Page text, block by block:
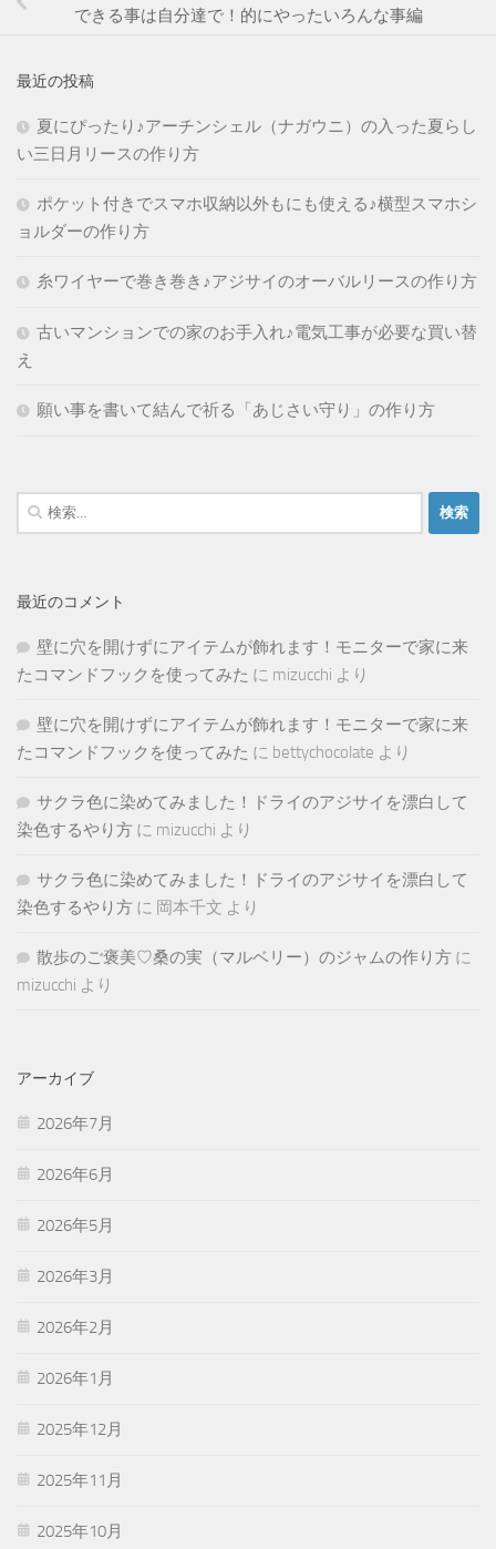
できる事は自分達で！的にやったいろんな事編
最近の投稿
夏にぴったり♪アーチンシェル（ナガウニ）の入った夏らし
い三日月リースの作り方
ポケット付きでスマホ収納以外もにも使える♪横型スマホシ
ョルダーの作り方
糸ワイヤーで巻き巻き♪アジサイのオーバルリースの作り方
古いマンションでの家のお手入れ♪電気工事が必要な買い替
え
願い事を書いて結んで祈る「あじさい守り」の作り方
検
索:
最近のコメント
壁に穴を開けずにアイテムが飾れます！モニターで家に来
たコマンドフックを使ってみた に mizucchi より
壁に穴を開けずにアイテムが飾れます！モニターで家に来
たコマンドフックを使ってみた に bettychocolate より
サクラ色に染めてみました！ドライのアジサイを漂白して
染色するやり方 に mizucchi より
サクラ色に染めてみました！ドライのアジサイを漂白して
染色するやり方 に 岡本千文 より
散歩のご褒美♡桑の実（マルベリー）のジャムの作り方 に
mizucchi より
アーカイブ
2026年7月
2026年6月
2026年5月
2026年3月
2026年2月
2026年1月
2025年12月
2025年11月
2025年10月